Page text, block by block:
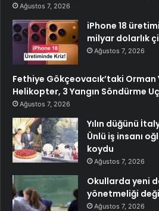
Ağustos 7, 2026
iPhone 18
milyar dolarlık
Ağustos 7, 2026
Fethiye Gökçeovacık’taki Orman
Helikopter, 3 Yangın Söndürme
Ağustos 7, 2026
Yılın düğünü
Ünlü iş insanı
koydu
Ağustos 7, 2026
Okullarda yeni
yönetmeliği
Ağustos 7, 2026